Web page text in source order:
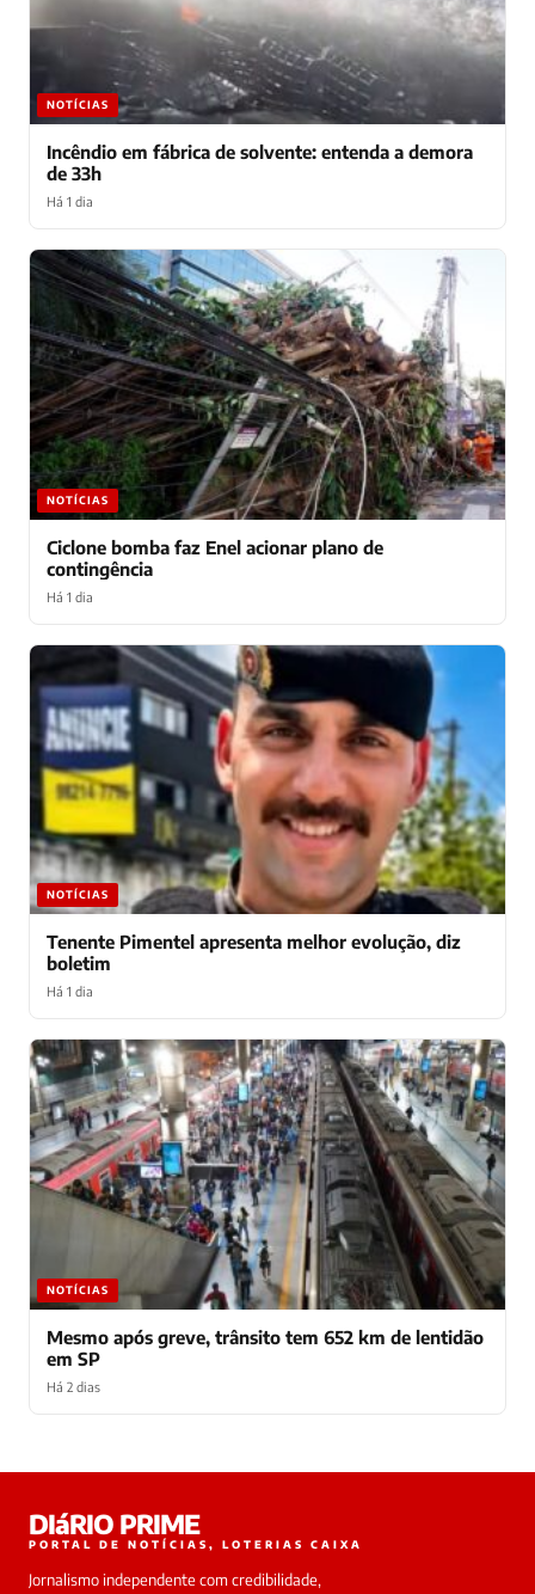
NOTÍCIAS
Incêndio em fábrica de solvente: entenda a demora
de 33h
Há 1 dia
NOTÍCIAS
Ciclone bomba faz Enel acionar plano de
contingência
Há 1 dia
NOTÍCIAS
Tenente Pimentel apresenta melhor evolução, diz
boletim
Há 1 dia
NOTÍCIAS
Mesmo após greve, trânsito tem 652 km de lentidão
em SP
Há 2 dias
online
DIáRIO PRIME
PORTAL DE NOTÍCIAS, LOTERIAS CAIXA
Jornalismo independente com credibilidade,